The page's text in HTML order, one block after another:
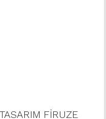
FİRUZE